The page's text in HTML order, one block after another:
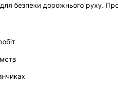
безпеки дорожнього руху.